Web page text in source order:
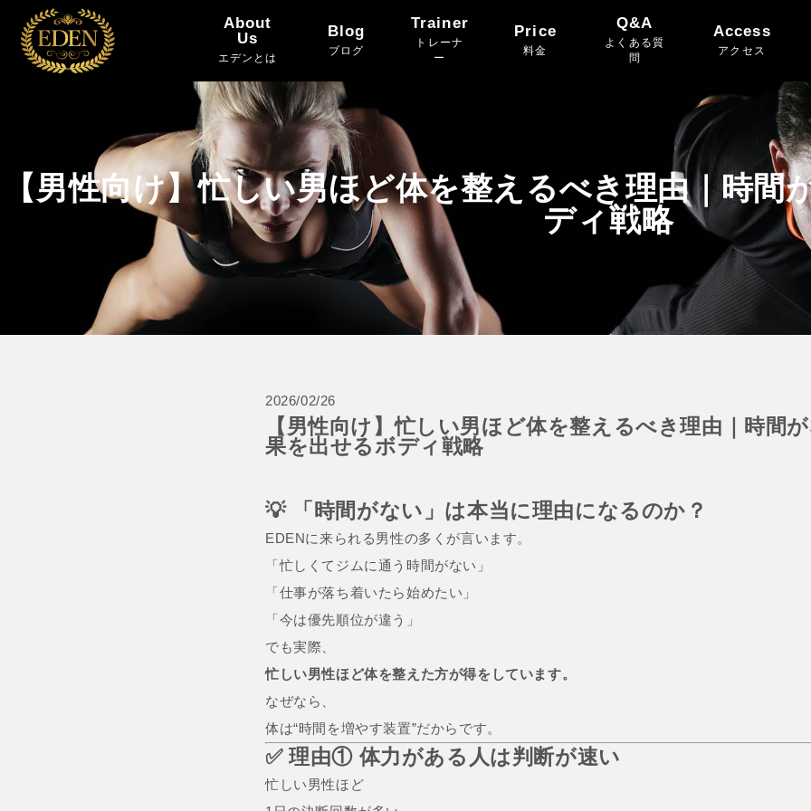
About
Us
エデンとは
Blog
ブログ
Trainer
トレーナ
ー
Price
料金
Q&A
よくある質
問
Access
アクセス
【男性向け】忙しい男ほど体を整えるべき理由｜時間
ディ戦略
2026/02/26
【男性向け】忙しい男ほど体を整えるべき理由｜時間
果を出せるボディ戦略
💡 「時間がない」は本当に理由になるのか？
EDENに来られる男性の多くが言います。
「忙しくてジムに通う時間がない」
「仕事が落ち着いたら始めたい」
「今は優先順位が違う」
でも実際、
忙しい男性ほど体を整えた方が得をしています。
なぜなら、
体は“時間を増やす装置”だからです。
✅ 理由① 体力がある人は判断が速い
忙しい男性ほど